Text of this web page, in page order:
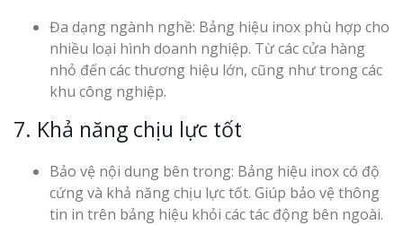
Đa dạng ngành nghề: Bảng hiệu inox phù hợp cho
nhiều loại hình doanh nghiệp. Từ các cửa hàng
nhỏ đến các thương hiệu lớn, cũng như trong các
khu công nghiệp.
7. Khả năng chịu lực tốt
Bảo vệ nội dung bên trong: Bảng hiệu inox có độ
cứng và khả năng chịu lực tốt. Giúp bảo vệ thông
tin in trên bảng hiệu khỏi các tác động bên ngoài.
Bảng Hiệu